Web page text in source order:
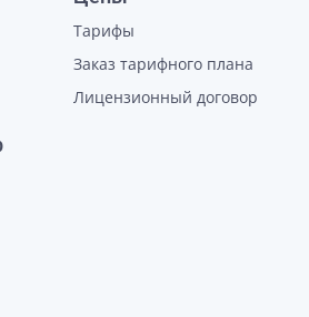
Тарифы
Заказ тарифного плана
Лицензионный договор